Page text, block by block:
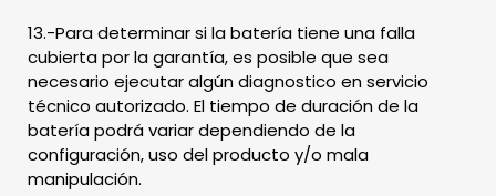
13.-Para determinar si la batería tiene una falla
cubierta por la garantía, es posible que sea
necesario ejecutar algún diagnostico en servicio
técnico autorizado. El tiempo de duración de la
batería podrá variar dependiendo de la
configuración, uso del producto y/o mala
manipulación.